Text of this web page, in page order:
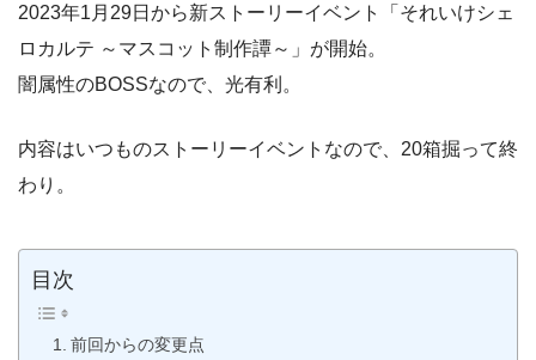
2023年1月29日から新ストーリーイベント「それいけシェ
ロカルテ ～マスコット制作譚～」が開始。
闇属性のBOSSなので、光有利。
内容はいつものストーリーイベントなので、20箱掘って終
わり。
目次
前回からの変更点